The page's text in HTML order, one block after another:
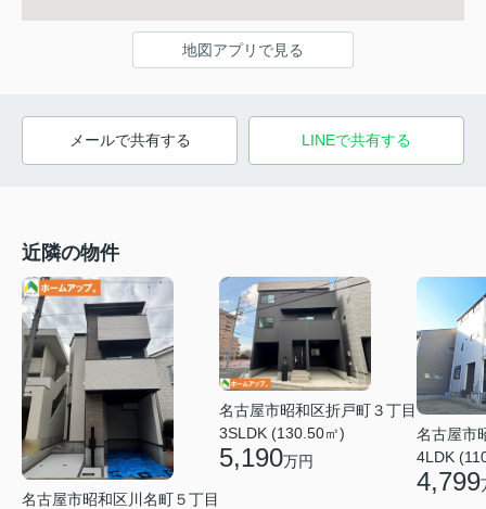
地図アプリで見る
メールで共有する LINEで共有する
近隣の物件
名古屋市昭和区川名町５丁目
名古屋市昭和区折戸町３丁目
3SLDK (130.50㎡)
5,190万円
名古屋市
4LDK
4,799